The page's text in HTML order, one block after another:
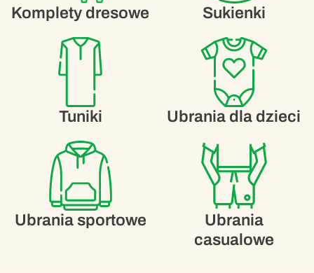
Komplety dresowe Sukienki
Tuniki Ubrania dla dzieci
Ubrania sportowe
Ubrania
casualowe